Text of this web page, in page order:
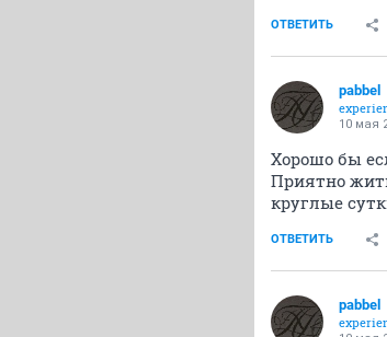
ОТВЕТИТЬ
pabbel
10 мая
Хорошо бы
Приятно
круглые
ОТВЕТИТЬ
pabbel